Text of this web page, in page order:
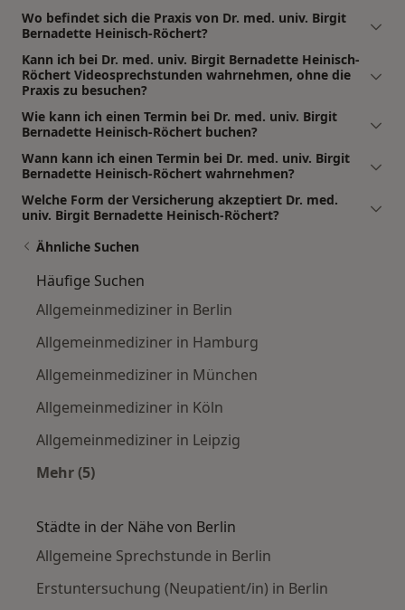
Wo befindet sich die Praxis von Dr. med. univ. Birgit
Bernadette Heinisch-Röchert?
Kann ich bei Dr. med. univ. Birgit Bernadette Heinisch-
Röchert Videosprechstunden wahrnehmen, ohne die
Praxis zu besuchen?
Wie kann ich einen Termin bei Dr. med. univ. Birgit
Bernadette Heinisch-Röchert buchen?
Wann kann ich einen Termin bei Dr. med. univ. Birgit
Bernadette Heinisch-Röchert wahrnehmen?
Welche Form der Versicherung akzeptiert Dr. med.
univ. Birgit Bernadette Heinisch-Röchert?
Ähnliche Suchen
Häufige Suchen
Allgemeinmediziner in Berlin
Allgemeinmediziner in Hamburg
Allgemeinmediziner in München
Allgemeinmediziner in Köln
Allgemeinmediziner in Leipzig
Mehr (5)
Städte in der Nähe von Berlin
Allgemeine Sprechstunde in Berlin
Erstuntersuchung (Neupatient/in) in Berlin